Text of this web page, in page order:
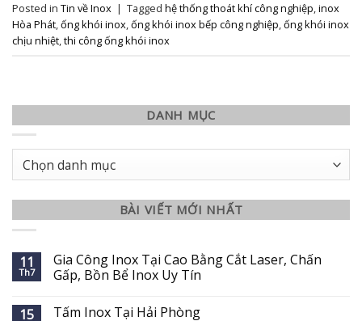
Posted in Tin về Inox | Tagged hệ thống thoát khí công nghiệp,inox
Hòa Phát,ống khói inox,ống khói inox bếp công nghiệp,ống khói inox
chịu nhiệt,thi công ống khói inox
DANH MỤC
Danh
mục
BÀI VIẾT MỚI NHẤT
11
Th7
Gia Công Inox Tại Cao Bằng Cắt Laser, Chấn
Gấp, Bồn Bể Inox Uy Tín
15 Tấm Inox Tại Hải Phòng